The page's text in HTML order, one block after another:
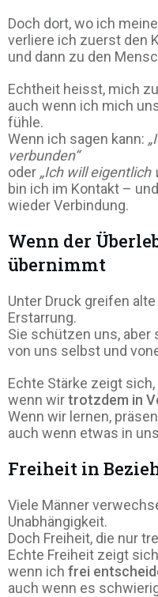
Doch dort, wo ich
verliere ich zuerst den
und dann zu den
Echtheit heisst, mich
auch wenn ich mich
fühle.
Wenn ich sagen kann:
verbunden“
oder „Ich will eigentlich
bin ich im Kontakt –
wieder Verbindung.
Wenn der
übernimmt
Unter Druck greifen
Erstarrung.
Sie schützen uns, aber
von uns selbst und
Echte Stärke zeigt sich,
wenn wirtrotzdem in
Wenn wir lernen,
auch wenn etwas in
Freiheit in
Viele Männer
Unabhängigkeit.
Doch Freiheit, die nur
Echte Freiheit zeigt
wenn ich frei
auch wenn es